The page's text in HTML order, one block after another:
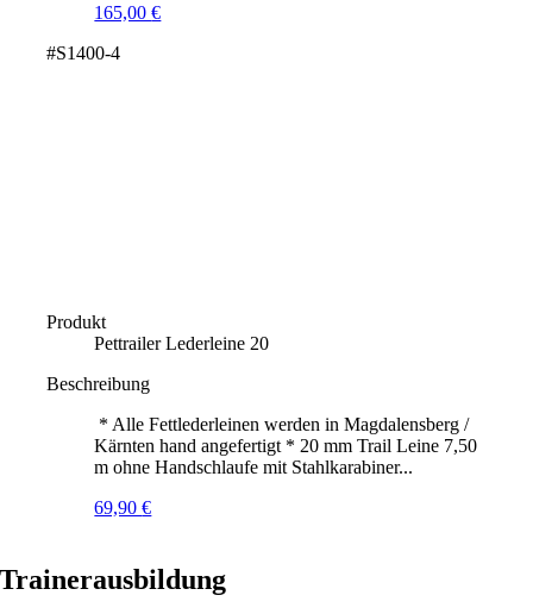
165,00€
#S1400-4
Produkt
Pettrailer Lederleine 20
Beschreibung
* Alle Fettlederleinen werden in Magdalensberg /
Kärnten hand angefertigt * 20 mm Trail Leine 7,50
m ohne Handschlaufe mit Stahlkarabiner...
69,90€
Trainerausbildung